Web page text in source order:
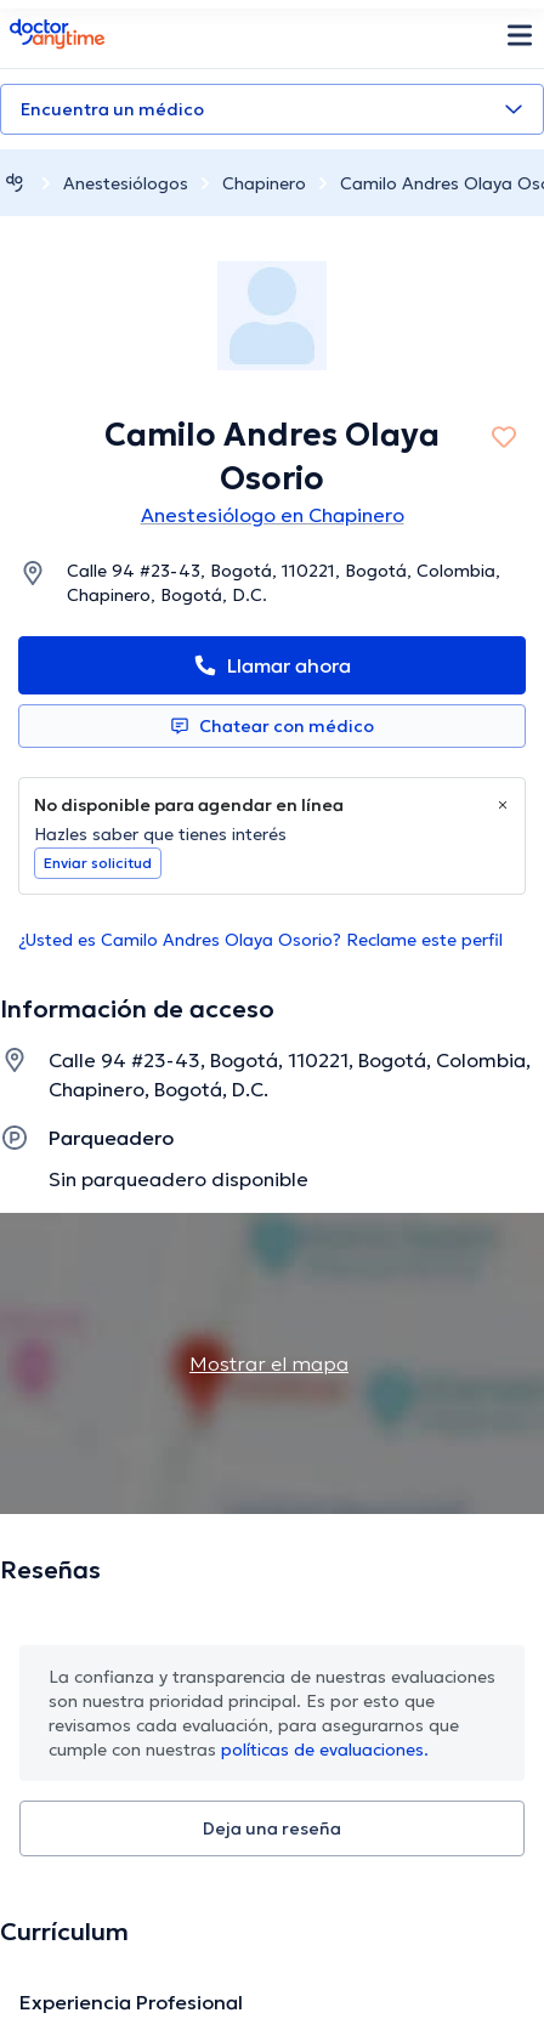
doctoranytime
Encuentra un médico
Anestesiólogos Chapinero Camilo Andres Olaya
Camilo Andres Olaya
Osorio
Anestesiólogo en Chapinero
Calle 94 #23-43, Bogotá, 110221, Bogotá, Colombia,
Chapinero, Bogotá, D.C.
Llamar ahora
Chatear con médico
No disponible para agendar en línea
Hazles saber que tienes interés
Enviar solicitud
¿Usted es Camilo Andres Olaya Osorio? Reclame este perfil
Información de acceso
Calle 94 #23-43, Bogotá, 110221, Bogotá, Colombia,
Chapinero, Bogotá, D.C.
Parqueadero
Sin parqueadero disponible
Mostrar el mapa
Reseñas
La confianza y transparencia de nuestras evaluaciones
son nuestra prioridad principal. Es por esto que
revisamos cada evaluación, para asegurarnos que
cumple con nuestras políticas de evaluaciones.
Deja una reseña
Currículum
Experiencia Profesional